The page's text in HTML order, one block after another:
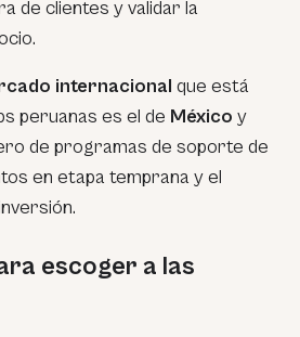
de clientes y validar la
internacional que está
peruanas es el de México y
de programas de soporte de
en etapa temprana y el
escoger a las